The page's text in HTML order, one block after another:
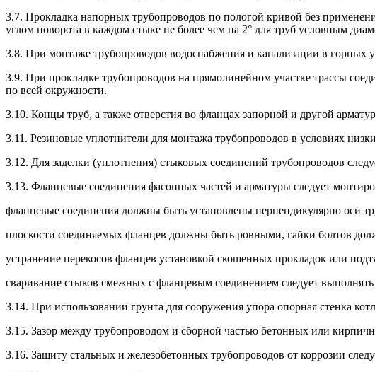
3.7. Прокладка напорных трубопроводов по пологой кривой без
углом поворота в каждом стыке не более чем на 2° для труб условным
3.8. При монтаже трубопроводов водоснабжения и канализации в горных
3.9. При прокладке трубопроводов на прямолинейном участке трассы
по всей окружности.
3.10. Концы труб, а также отверстия во фланцах запорной и другой
3.11. Резиновые уплотнители для монтажа трубопроводов в условиях
3.12. Для заделки (уплотнения) стыковых соединений трубопроводов
3.13. Фланцевые соединения фасонных частей и арматуры следует
фланцевые соединения должны быть установлены перпендикулярно оси
плоскости соединяемых фланцев должны быть ровными, гайки болтов
устранение перекосов фланцев установкой скошенных прокладок или
сваривание стыков смежных с фланцевым соединением следует
3.14. При использовании грунта для сооружения упора опорная стенка
3.15. Зазор между трубопроводом и сборной частью бетонных или
3.16. Защиту стальных и железобетонных трубопроводов от коррозии